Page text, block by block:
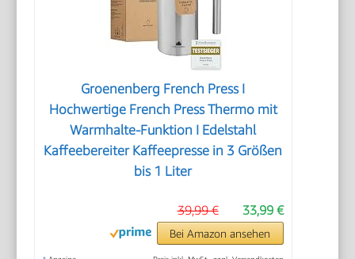
Groenenberg French Press I
Hochwertige French Press Thermo mit
Warmhalte-Funktion I Edelstahl
Kaffeebereiter Kaffeepresse in 3 Größen
bis 1 Liter
33,99 €
39,99 €
Bei Amazon ansehen